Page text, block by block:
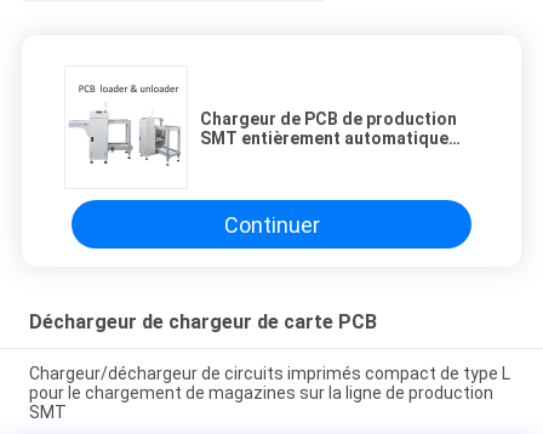
Chargeur de PCB de production
SMT entièrement automatique
SMEMA
Continuer
Déchargeur de chargeur de carte PCB
Chargeur/déchargeur de circuits imprimés compact de type L
pour le chargement de magazines sur la ligne de production
SMT